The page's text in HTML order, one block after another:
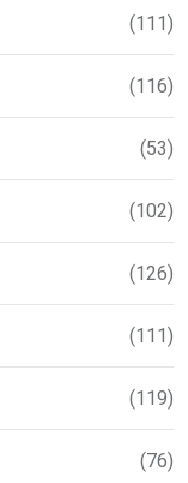
(111)
(116)
(53)
(102)
(126)
(111)
(119)
(76)